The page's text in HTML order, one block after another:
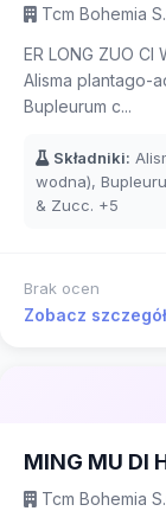
Tcm Bohemia
ER LONG ZUO CI
Alisma plantago-
Bupleurum c...
Składniki:
wodna),
& Zucc. +5
Brak ocen
Zobacz
MING MU DI
Tcm Bohemia